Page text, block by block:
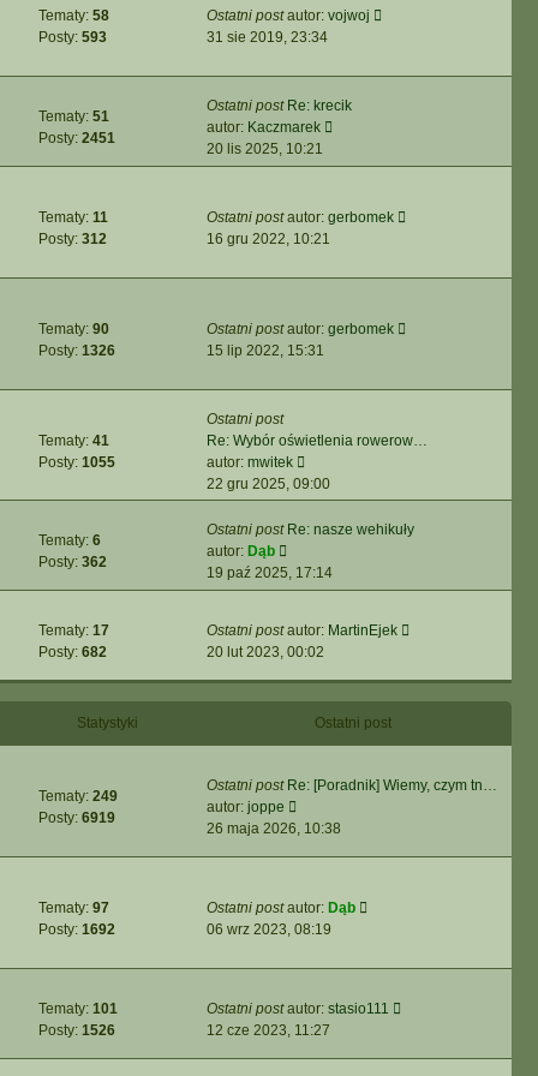
s
t
s
z
o
s
t
a
w
s
z
y
o
p
Tematy: 58
Posty: 593
Ostatni postautor: vojwoj
w
l
a
o
z
t
31 sie 2019, 23:34
Tematy: 51
Posty: 2451
Ostatni post Re: krecik
autor: Kaczmarek
ś
i
l
o
z
s
20 lis 2025, 10:21
Tematy: 11
Posty: 312
Ostatni postautor: gerbomek
w
n
w
z
s
16 gru 2022, 10:21
Tematy: 90
Posty: 1326
Ostatni postautor: gerbomek
w
e
n
a
o
s
15 lip 2022, 15:31
Tematy: 41
Posty: 1055
Ostatni post
Re: Wybór oświetlenia rowerow…
autor: mwitek
y
ś
w
e
t
n
a
j
n
w
z
p
22 gru 2025, 09:00
Tematy: 6
Posty: 362
Ostatni post Re: nasze wehikuły
autor: Dąb
y
ś
i
e
t
l
a
n
o
w
s
p
o
19 paź 2025, 17:14
Tematy: 17
Posty: 682
Ostatni postautor: MartinEjek
l
t
20 lut 2023, 00:02
Statystyki Ostatni post
Tematy: 249
Posty: 6919
Ostatni post Re: [Poradnik] Wiemy, czym tn…
autor: joppe
e
t
j
26 maja 2026, 10:38
Tematy: 97
Posty: 1692
Ostatni postautor: Dąb
w
e
l
06 wrz 2023, 08:19
Tematy: 101
Posty: 1526
Ostatni postautor: stasio111
12 cze 2023, 11:27